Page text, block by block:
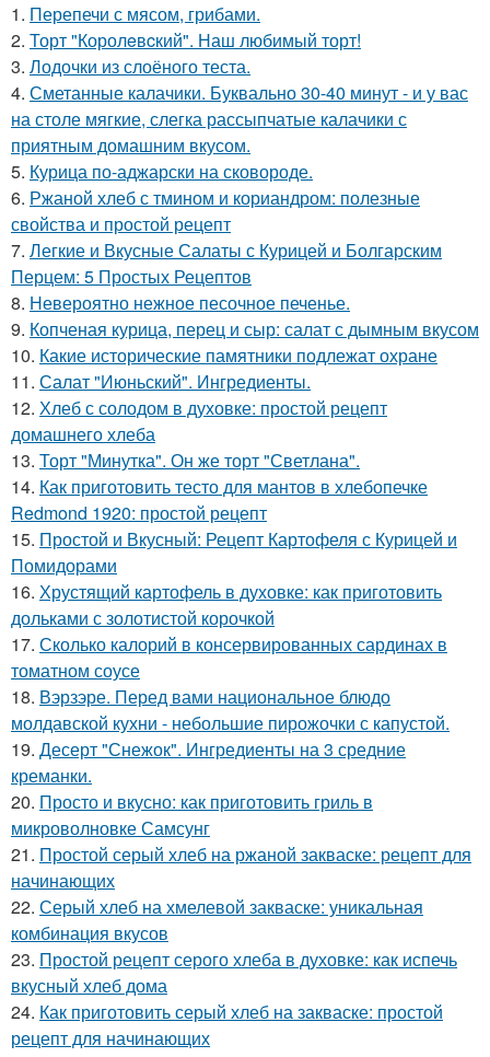
1. Перепечи с мясом, грибами.
2. Торт "Королeвcкий". Наш любимый торт!
3. Лодочки из слоёного теста.
4. Сметанные калачики. Буквально 30-40 минут - и у вас
на столе мягкие, слегка рассыпчатые калачики с
приятным домашним вкусом.
5. Курица по-аджарски на сковороде.
6. Ржаной хлеб с тмином и кориандром: полезные
свойства и простой рецепт
7. Легкие и Вкусные Салаты с Курицей и Болгарским
Перцем: 5 Простых Рецептов
8. Невероятно нежное песочное печенье.
9. Копченая курица, перец и сыр: салат с дымным вкусом
10. Какие исторические памятники подлежат охране
11. Салат "Июньский". Ингредиенты.
12. Хлеб с солодом в духовке: простой рецепт
домашнего хлеба
13. Торт "Минутка". Он же торт "Светлана".
14. Как приготовить тесто для мантов в хлебопечке
Redmond 1920: простой рецепт
15. Простой и Вкусный: Рецепт Картофеля с Курицей и
Помидорами
16. Хрустящий картофель в духовке: как приготовить
дольками с золотистой корочкой
17. Сколько калорий в консервированных сардинах в
томатном соусе
18. Вэрзэре. Перед вами национальное блюдо
молдавской кухни - небольшие пирожочки с капустой.
19. Десерт "Снежок". Ингредиенты на 3 средние
креманки.
20. Просто и вкусно: как приготовить гриль в
микроволновке Самсунг
21. Простой серый хлеб на ржаной закваске: рецепт для
начинающих
22. Серый хлеб на хмелевой закваске: уникальная
комбинация вкусов
23. Простой рецепт серого хлеба в духовке: как испечь
вкусный хлеб дома
24. Как приготовить серый хлеб на закваске: простой
рецепт для начинающих